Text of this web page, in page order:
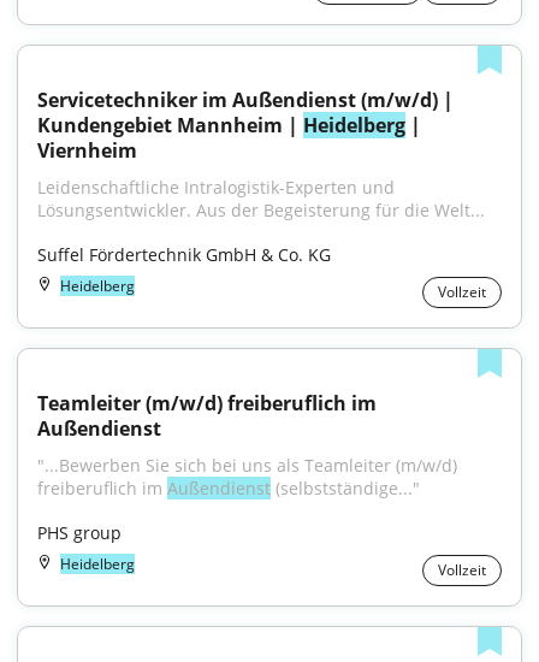
Servicetechniker im Außendienst (m/w/d) |
Kundengebiet Mannheim | Heidelberg |
Viernheim
Leidenschaftliche Intralogistik-Experten und
Lösungsentwickler. Aus der Begeisterung für die Welt...
Suffel Fördertechnik GmbH & Co. KG
Heidelberg Vollzeit
Teamleiter (m/w/d) freiberuflich im
Außendienst
"...Bewerben Sie sich bei uns als Teamleiter (m/w/d)
freiberuflich im Außendienst (selbstständige..."
PHS group
Heidelberg Vollzeit